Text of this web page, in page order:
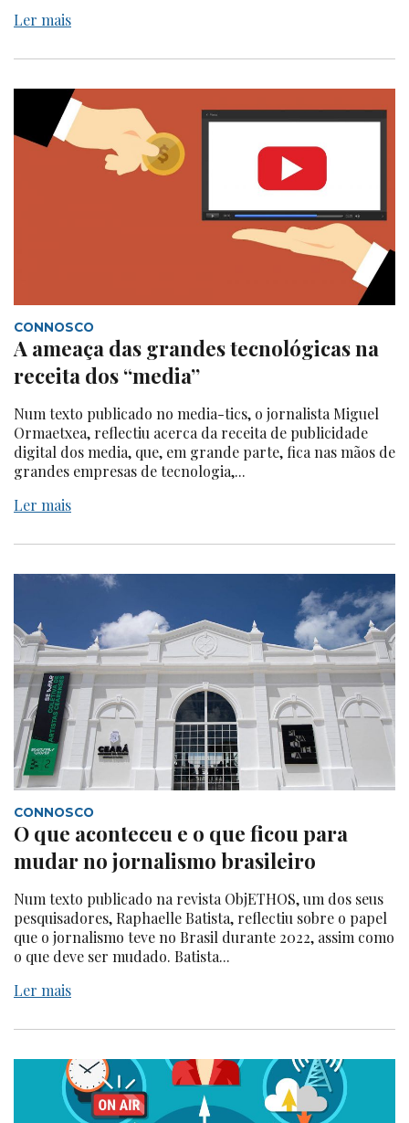
Ler mais
CONNOSCO
A ameaça das grandes tecnológicas na
receita dos “media”
Num texto publicado no media-tics, o jornalista Miguel
Ormaetxea, reflectiu acerca da receita de publicidade
digital dos media, que, em grande parte, fica nas mãos de
grandes empresas de tecnologia,...
Ler mais
CONNOSCO
O que aconteceu e o que ficou para
mudar no jornalismo brasileiro
Num texto publicado na revista ObjETHOS, um dos seus
pesquisadores, Raphaelle Batista, reflectiu sobre o papel
que o jornalismo teve no Brasil durante 2022, assim como
o que deve ser mudado. Batista...
Ler mais